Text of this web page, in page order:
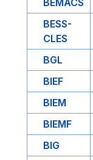
BEMACS
BESS-
CLES
BGL
BIEF
BIEM
BIEMF
BIG